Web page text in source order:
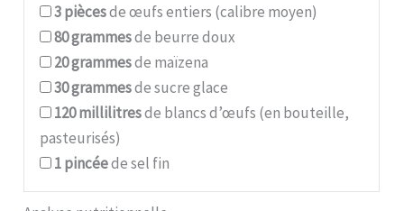
3piècesde œufs entiers (calibre moyen)
80grammesde beurre doux
20grammesde maïzena
30grammesde sucre glace
120millilitresde blancs d’œufs (en bouteille,
pasteurisés)
1pincéede sel fin